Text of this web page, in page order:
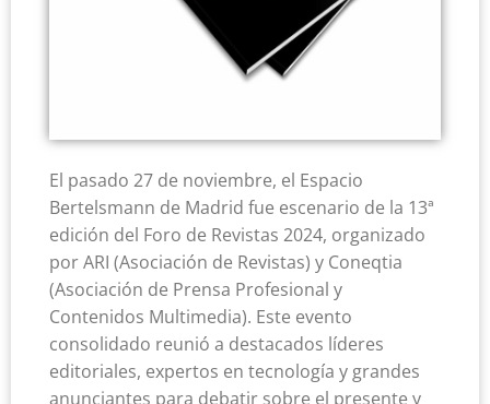
El pasado 27 de noviembre, el Espacio
Bertelsmann de Madrid fue escenario de la 13ª
edición del Foro de Revistas 2024, organizado
por ARI (Asociación de Revistas) y Coneqtia
(Asociación de Prensa Profesional y
Contenidos Multimedia). Este evento
consolidado reunió a destacados líderes
editoriales, expertos en tecnología y grandes
anunciantes para debatir sobre el presente y